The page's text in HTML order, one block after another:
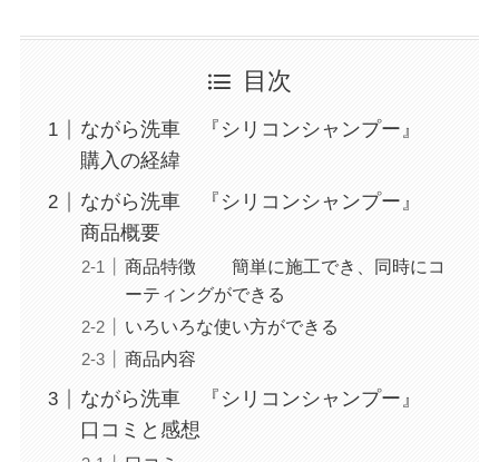
目次
ながら洗車 『シリコンシャンプー』
購入の経緯
ながら洗車 『シリコンシャンプー』
商品概要
商品特徴 簡単に施工でき、同時にコ
ーティングができる
いろいろな使い方ができる
商品内容
ながら洗車 『シリコンシャンプー』
口コミと感想